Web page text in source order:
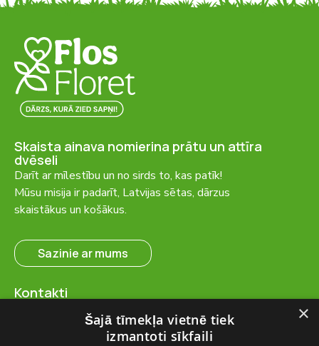
Skaista ainava nomierina prātu un attīra
dvēseli
Darīt ar mīlestību un no sirds to, kas patīk!
Mūsu misija ir padarīt, Latvijas sētas, dārzus
skaistākus un košākus.
Sazinie ar mums
Kontakti
Ventspils nov., Ugāles pag.,
Ugāle, “Salas” – 23, LV-3615
×
Šajā tīmekļa vietnē tiek
izmantoti sīkfaili